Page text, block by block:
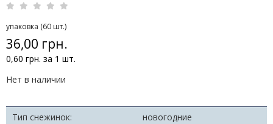
упаковка (60 шт.)
36,00 грн.
0,60 грн. за 1 шт.
Нет в наличии
Тип снежинок:
новогодние